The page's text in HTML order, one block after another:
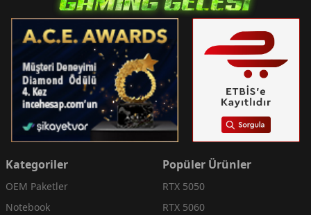
Kategoriler
OEM Paketler
Notebook
Popüler Ürünler
RTX 5050
RTX 5060